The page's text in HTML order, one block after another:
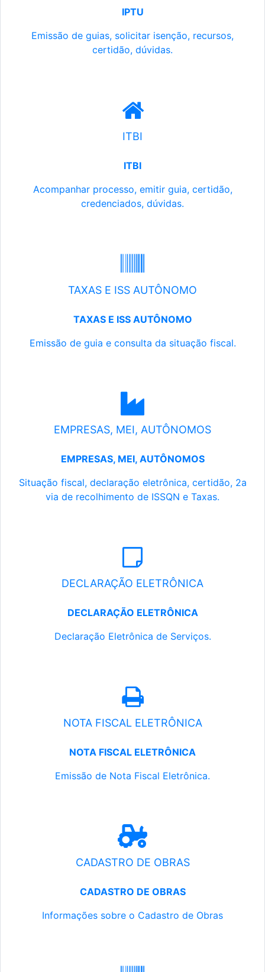
IPTU
Emissão de guias, solicitar isenção, recursos,
certidão, dúvidas.
ITBI
ITBI
Acompanhar processo, emitir guia, certidão,
credenciados, dúvidas.
TAXAS E ISS AUTÔNOMO
TAXAS E ISS AUTÔNOMO
Emissão de guia e consulta da situação fiscal.
EMPRESAS, MEI, AUTÔNOMOS
EMPRESAS, MEI, AUTÔNOMOS
Situação fiscal, declaração eletrônica, certidão, 2a
via de recolhimento de ISSQN e Taxas.
DECLARAÇÃO ELETRÔNICA
DECLARAÇÃO ELETRÔNICA
Declaração Eletrônica de Serviços.
NOTA FISCAL ELETRÔNICA
NOTA FISCAL ELETRÔNICA
Emissão de Nota Fiscal Eletrônica.
CADASTRO DE OBRAS
CADASTRO DE OBRAS
Informações sobre o Cadastro de Obras